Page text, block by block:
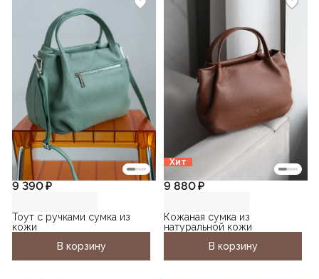
9 390 ₽
Тоут с ручками сумка из
кожи
В корзину
Хит
9 880 ₽
Кожаная сумка из
натуральной кожи
В корзину